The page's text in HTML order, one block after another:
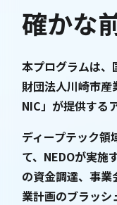
確かな
本プログラムは、
財団法人川崎市
NIC」が提供する
ディープテック
て、NEDOが実施
の資金調達、事
業計画のブラッシ